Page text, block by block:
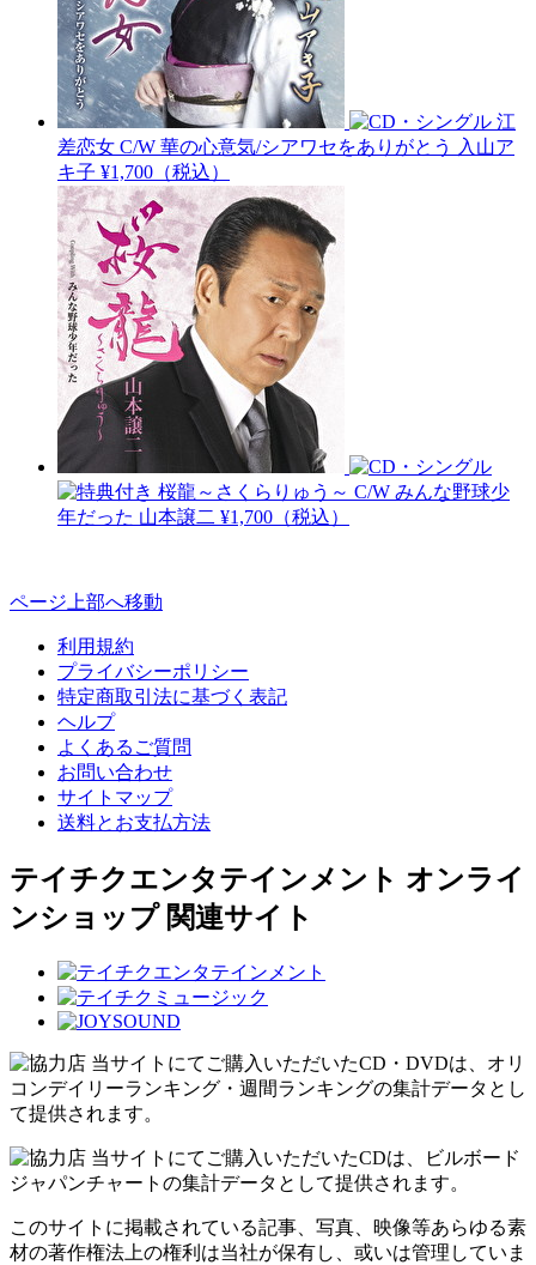
江
差恋女 C/W 華の心意気/シアワセをありがとう
入山ア
キ子 ¥1,700（税込）
桜龍～さくらりゅう～ C/W みんな野球少
年だった 山本譲二 ¥1,700（税込）
ページ上部へ移動
利用規約
プライバシーポリシー
特定商取引法に基づく表記
ヘルプ
よくあるご質問
お問い合わせ
サイトマップ
送料とお支払方法
テイチクエンタテインメント オンライ
ンショップ 関連サイト
当サイトにてご購入いただいたCD・DVDは、オリ
コンデイリーランキング・週間ランキングの集計データとし
て提供されます。
当サイトにてご購入いただいたCDは、ビルボード
ジャパンチャートの集計データとして提供されます。
このサイトに掲載されている記事、写真、映像等あらゆる素
材の著作権法上の権利は当社が保有し、或いは管理していま